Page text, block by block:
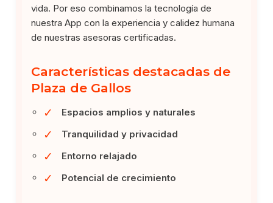
vida. Por eso combinamos la tecnología de
nuestra App con la experiencia y calidez humana
de nuestras asesoras certificadas.
Características destacadas de
Plaza de Gallos
✓ Espacios amplios y naturales
✓ Tranquilidad y privacidad
✓ Entorno relajado
✓ Potencial de crecimiento